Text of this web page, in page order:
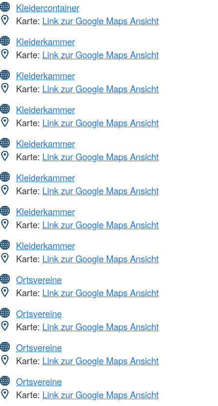
Kleidercontainer
Karte: Link zur Google Maps Ansicht
Kleiderkammer
Karte: Link zur Google Maps Ansicht
Kleiderkammer
Karte: Link zur Google Maps Ansicht
Kleiderkammer
Karte: Link zur Google Maps Ansicht
Kleiderkammer
Karte: Link zur Google Maps Ansicht
Kleiderkammer
Karte: Link zur Google Maps Ansicht
Kleiderkammer
Karte: Link zur Google Maps Ansicht
Kleiderkammer
Karte: Link zur Google Maps Ansicht
Ortsvereine
Karte: Link zur Google Maps Ansicht
Ortsvereine
Karte: Link zur Google Maps Ansicht
Ortsvereine
Karte: Link zur Google Maps Ansicht
Ortsvereine
Karte: Link zur Google Maps Ansicht